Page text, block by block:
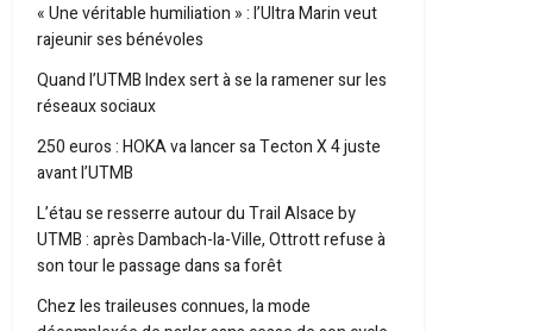
« Une véritable humiliation » : l’Ultra Marin veut
rajeunir ses bénévoles
Quand l’UTMB Index sert à se la ramener sur les
réseaux sociaux
250 euros : HOKA va lancer sa Tecton X 4 juste
avant l’UTMB
L’étau se resserre autour du Trail Alsace by
UTMB : après Dambach-la-Ville, Ottrott refuse à
son tour le passage dans sa forêt
Chez les traileuses connues, la mode